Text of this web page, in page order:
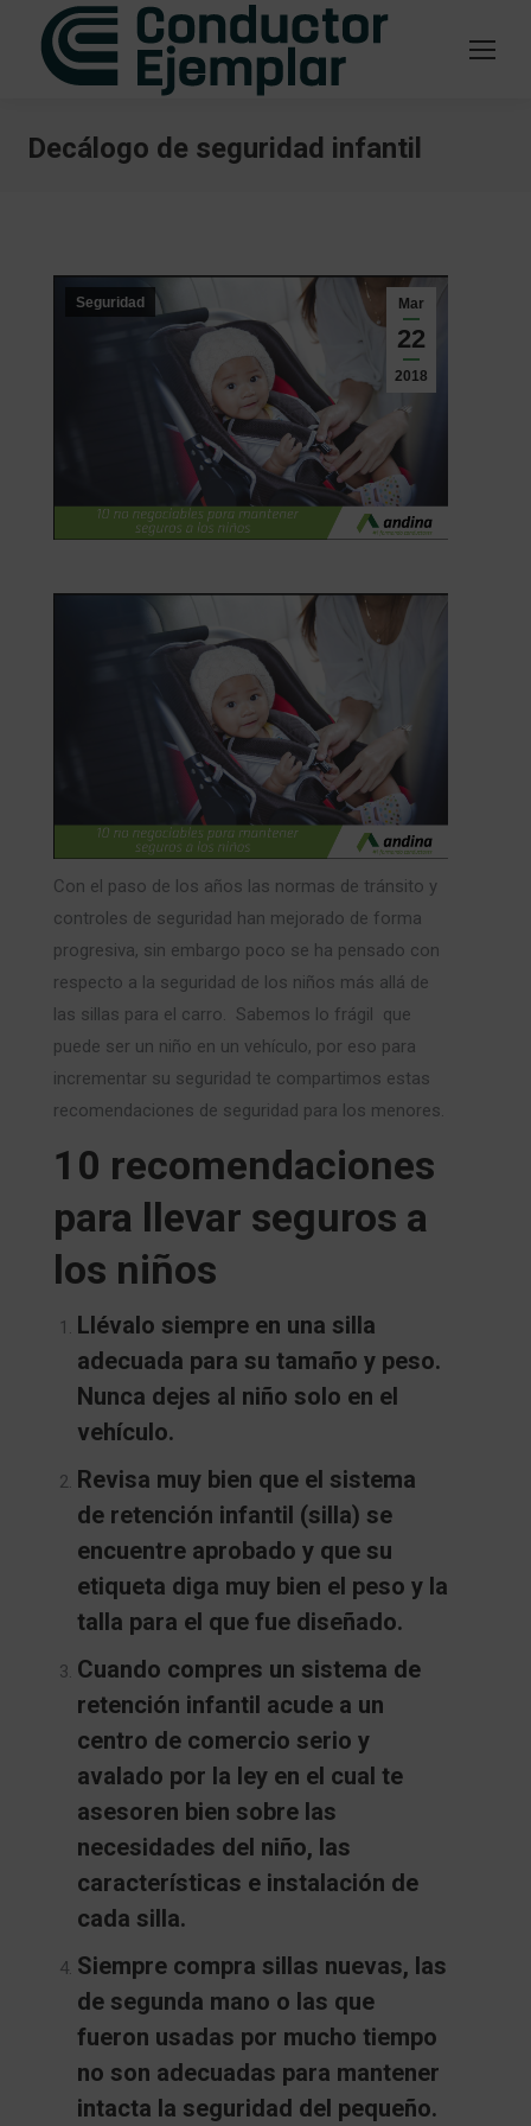
Decálogo de seguridad infantil
Mar
22
2018
Seguridad
Con el paso de los años las normas de tránsito y
controles de seguridad han mejorado de forma
progresiva, sin embargo poco se ha pensado con
respecto a la seguridad de los niños más allá de
las sillas para el carro. Sabemos lo frágil que
puede ser un niño en un vehículo, por eso para
incrementar su seguridad te compartimos estas
recomendaciones de seguridad para los menores.
10 recomendaciones
para llevar seguros a
los niños
Llévalo siempre en una silla
adecuada para su tamaño y peso.
Nunca dejes al niño solo en el
vehículo.
Revisa muy bien que el sistema
de retención infantil (silla) se
encuentre aprobado y que su
etiqueta diga muy bien el peso y la
talla para el que fue diseñado.
Cuando compres un sistema de
retención infantil acude a un
centro de comercio serio y
avalado por la ley en el cual te
asesoren bien sobre las
necesidades del niño, las
características e instalación de
cada silla.
Siempre compra sillas nuevas, las
de segunda mano o las que
fueron usadas por mucho tiempo
no son adecuadas para mantener
intacta la seguridad del pequeño.